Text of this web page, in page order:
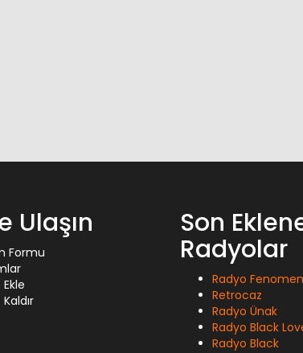
Ulaşın
Formu
Son
Radyolar
Radyo Fenomen
Retrocaz
Radyo Ünak
Radyo Black
Radyo Black